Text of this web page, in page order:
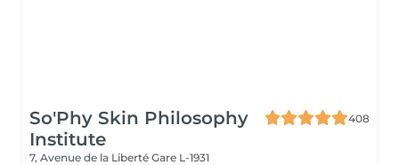
So'Phy Skin Philosophy
Institute
408
7, Avenue de la Liberté Gare L-1931